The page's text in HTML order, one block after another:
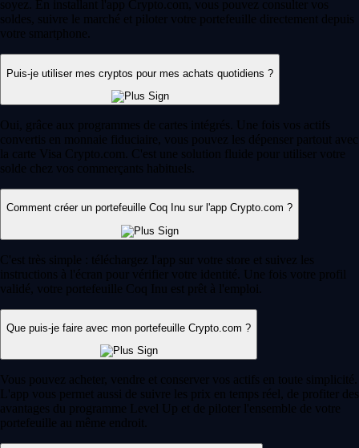
soyez. En installant l'app Crypto.com, vous pouvez consulter vos
soldes, suivre le marché et piloter votre portefeuille directement depuis
votre smartphone.
Puis-je utiliser mes cryptos pour mes achats quotidiens ?
Oui, grâce aux programmes de cartes intégrés. Une fois vos actifs
convertis en monnaie fiduciaire, vous pouvez les dépenser partout avec
la carte Visa Crypto.com. C'est une solution fluide pour utiliser votre
solde chez vos commerçants habituels.
Comment créer un portefeuille Coq Inu sur l'app Crypto.com ?
C'est très simple : téléchargez l'app sur votre store et suivez les
instructions à l'écran pour vérifier votre identité. Une fois votre profil
validé, votre portefeuille Coq Inu est prêt à l'emploi.
Que puis-je faire avec mon portefeuille Crypto.com ?
Vous pouvez acheter, vendre et conserver vos actifs en toute simplicité.
L'app vous permet aussi de suivre les prix en temps réel, de profiter des
avantages du programme Level Up et de piloter l'ensemble de votre
portefeuille au même endroit.